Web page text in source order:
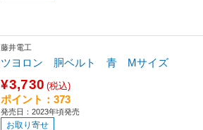
藤井電工
ツヨロン 胴ベルト 青 Mサイズ
¥3,730 (税込)
ポイント：373
発売日：2023年頃発売
お取り寄せ